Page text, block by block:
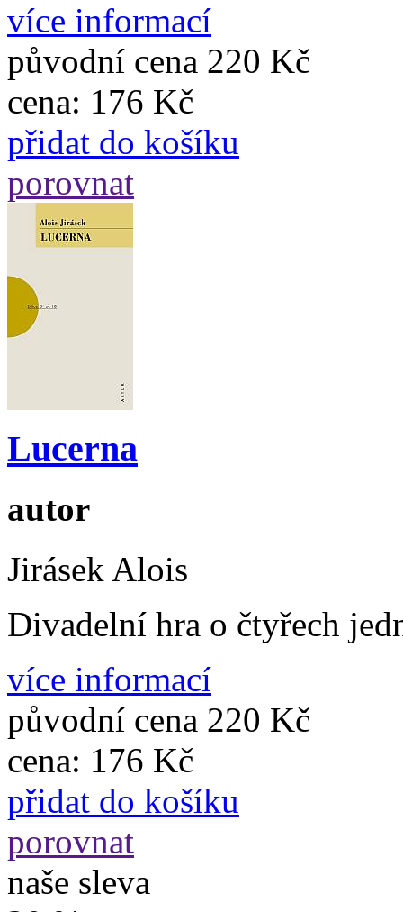
více informací
původní cena 220 Kč
cena: 176 Kč
přidat do košíku
porovnat
Lucerna
autor
Jirásek Alois
Divadelní hra o čtyřech
více informací
původní cena 220 Kč
cena: 176 Kč
přidat do košíku
porovnat
naše sleva